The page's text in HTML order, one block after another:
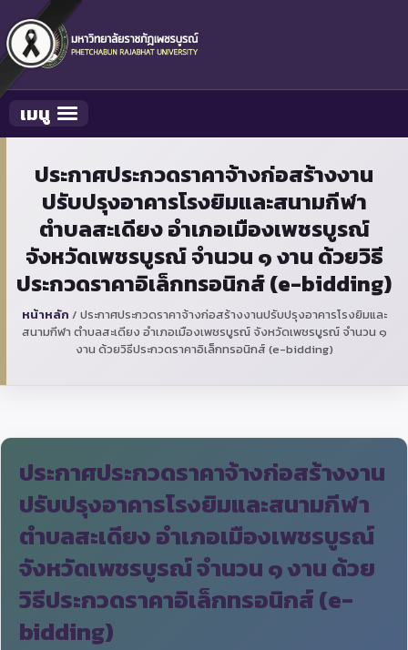
Toggle navigation
เมนู
ประกาศประกวดราคาจ้างก่อสร้างงาน
ปรับปรุงอาคารโรงยิมและสนามกีฬา
ตำบลสะเดียง อำเภอเมืองเพชรบูรณ์
จังหวัดเพชรบูรณ์ จำนวน ๑ งาน ด้วยวิธี
ประกวดราคาอิเล็กทรอนิกส์ (e-bidding)
หน้าหลัก / ประกาศประกวดราคาจ้างก่อสร้างงานปรับปรุงอาคารโรงยิมและ
สนามกีฬา ตำบลสะเดียง อำเภอเมืองเพชรบูรณ์ จังหวัดเพชรบูรณ์ จำนวน ๑
งาน ด้วยวิธีประกวดราคาอิเล็กทรอนิกส์ (e-bidding)
ประกาศประกวดราคาจ้างก่อสร้างงาน
ปรับปรุงอาคารโรงยิมและสนามกีฬา
ตำบลสะเดียง อำเภอเมืองเพชรบูรณ์
จังหวัดเพชรบูรณ์ จำนวน ๑ งาน ด้วย
วิธีประกวดราคาอิเล็กทรอนิกส์ (e-
bidding)